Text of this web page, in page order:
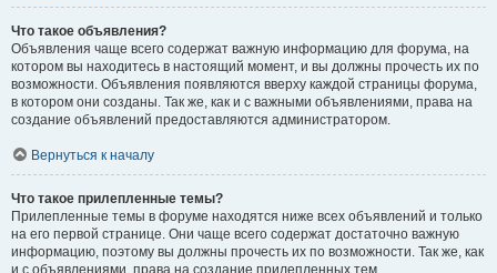
Что такое объявления?
Объявления чаще всего содержат важную информацию для форума, на
котором вы находитесь в настоящий момент, и вы должны прочесть их по
возможности. Объявления появляются вверху каждой страницы форума,
в котором они созданы. Так же, как и с важными объявлениями, права на
создание объявлений предоставляются администратором.
Вернуться к началу
Что такое прилепленные темы?
Прилепленные темы в форуме находятся ниже всех объявлений и только
на его первой странице. Они чаще всего содержат достаточно важную
информацию, поэтому вы должны прочесть их по возможности. Так же, как
и с объявлениями, права на создание прилепленных тем